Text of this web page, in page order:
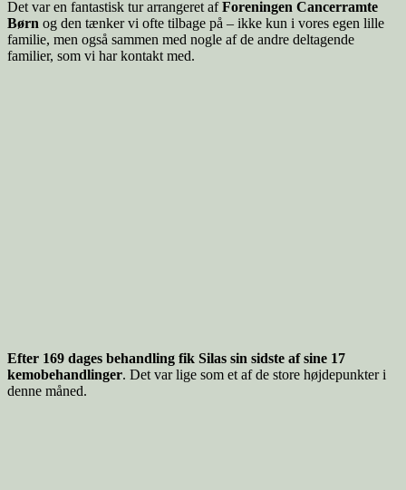
Det var en fantastisk tur arrangeret afForeningen Cancerramte
Børn og den tænker vi ofte tilbage på – ikke kun i vores egen lille
familie, men også sammen med nogle af de andre deltagende
familier, som vi har kontakt med.
Efter 169 dages behandling fik Silas sin sidste af sine 17
kemobehandlinger. Det var lige som et af de store højdepunkter i
denne måned.